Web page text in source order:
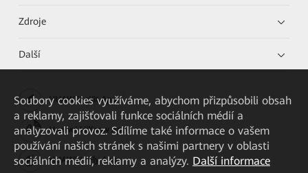
Zdroje
Další
HUAWEI eKit App
Huawei HiKnow App
HUAWEI eFly App
Soubory cookies využíváme, abychom přizpůsobili obsah
a reklamy, zajišťovali funkce sociálních médií a
analyzovali provoz. Sdílíme také informace o vašem
používání našich stránek s našimi partnery v oblasti
sociálních médií, reklamy a analýzy. Další informace